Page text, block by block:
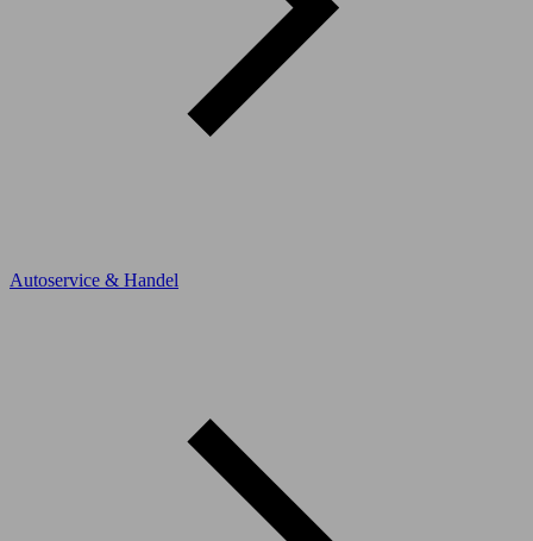
Autoservice & Handel